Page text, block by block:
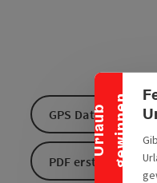
U
r
l
a
u
b
g
e
w
i
n
n
e n
Banner einklappen
GPS Daten
PDF erstellen